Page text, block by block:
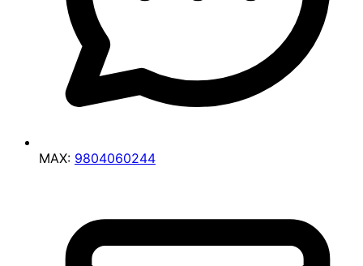
MAX: 9804060244